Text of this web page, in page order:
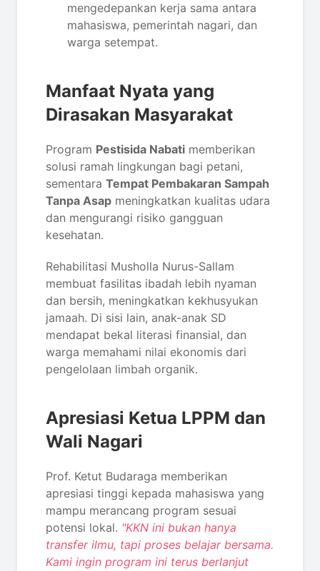
mengedepankan kerja sama antara
mahasiswa, pemerintah nagari, dan
warga setempat.
Manfaat Nyata yang
Dirasakan Masyarakat
Program Pestisida Nabati memberikan
solusi ramah lingkungan bagi petani,
sementara Tempat Pembakaran Sampah
Tanpa Asap meningkatkan kualitas udara
dan mengurangi risiko gangguan
kesehatan.
Rehabilitasi Musholla Nurus-Sallam
membuat fasilitas ibadah lebih nyaman
dan bersih, meningkatkan kekhusyukan
jamaah. Di sisi lain, anak-anak SD
mendapat bekal literasi finansial, dan
warga memahami nilai ekonomis dari
pengelolaan limbah organik.
Apresiasi Ketua LPPM dan
Wali Nagari
Prof. Ketut Budaraga memberikan
apresiasi tinggi kepada mahasiswa yang
mampu merancang program sesuai
potensi lokal. "KKN ini bukan hanya
transfer ilmu, tapi proses belajar bersama.
Kami ingin program ini terus berlanjut